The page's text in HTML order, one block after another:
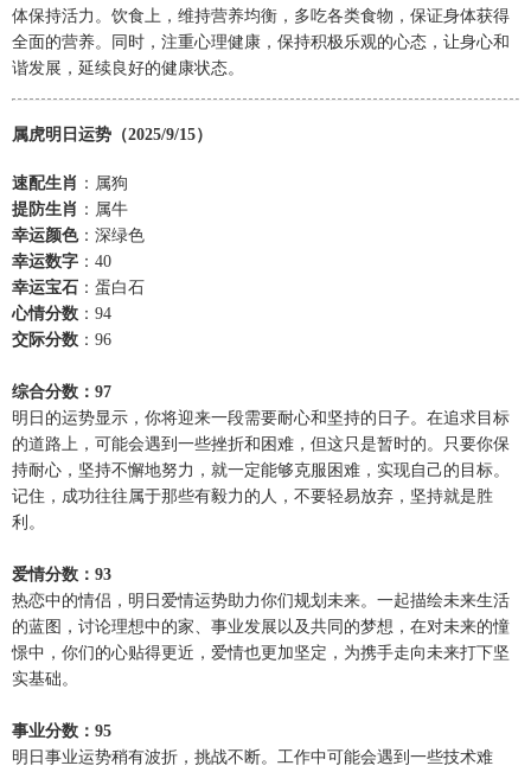
体保持活力。饮食上，维持营养均衡，多吃各类食物，保证身体获得
全面的营养。同时，注重心理健康，保持积极乐观的心态，让身心和
谐发展，延续良好的健康状态。
属虎明日运势（2025/9/15）
速配生肖 ：属狗
提防生肖 ：属牛
幸运颜色：深绿色
幸运数字 ：40
幸运宝石 ：蛋白石
心情分数 ：94
交际分数 ：96
综合分数：97
明日的运势显示，你将迎来一段需要耐心和坚持的日子。在追求目标
的道路上，可能会遇到一些挫折和困难，但这只是暂时的。只要你保
持耐心，坚持不懈地努力，就一定能够克服困难，实现自己的目标。
记住，成功往往属于那些有毅力的人，不要轻易放弃，坚持就是胜
利。
爱情分数：93
热恋中的情侣，明日爱情运势助力你们规划未来。一起描绘未来生活
的蓝图，讨论理想中的家、事业发展以及共同的梦想，在对未来的憧
憬中，你们的心贴得更近，爱情也更加坚定，为携手走向未来打下坚
实基础。
事业分数：95
明日事业运势稍有波折，挑战不断。工作中可能会遇到一些技术难